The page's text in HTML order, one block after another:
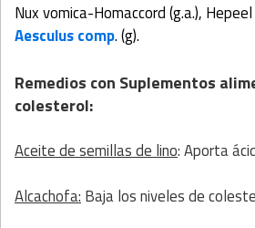
Nux vomica-Homaccord (g.a.),
Aesculus comp. (g).
Remedios con Suplementos
colesterol:
Aceite de semillas de lino: Aporta
Alcachofa: Baja los niveles de